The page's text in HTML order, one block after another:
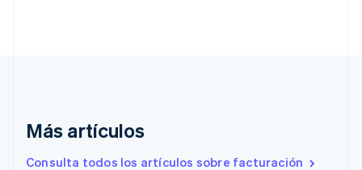
Más artículos
Consulta todos los artículos sobre facturación
Eslovaquia
Eslovenia